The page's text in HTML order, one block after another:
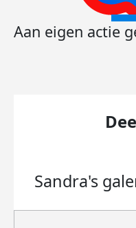
Aan eigen actie
Sandra's